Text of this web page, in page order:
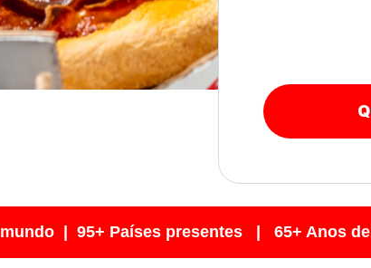
mundo | 95+ Países presentes | 65+ Anos